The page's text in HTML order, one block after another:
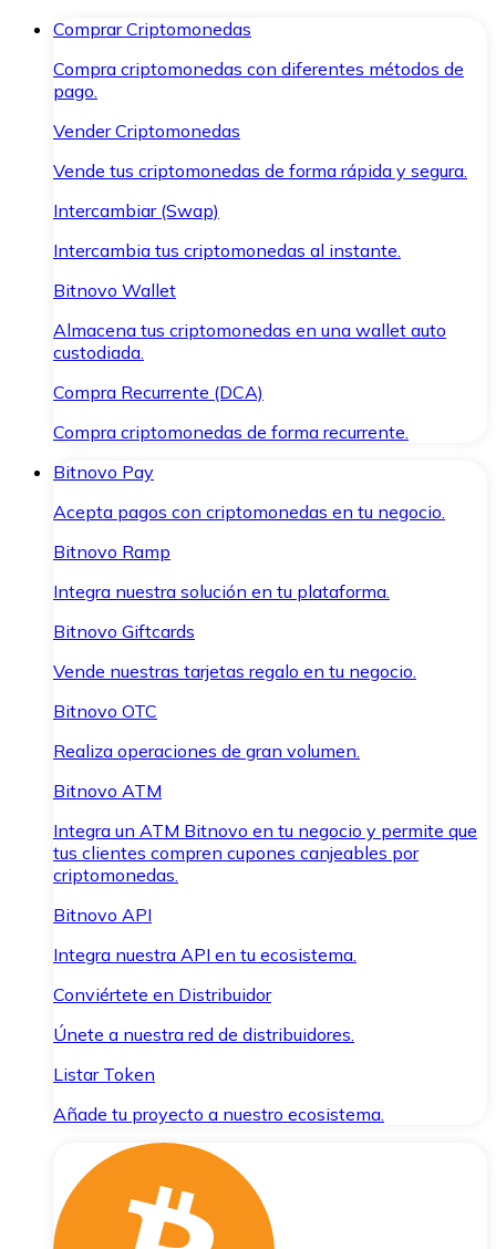
Comprar Criptomonedas
Compra criptomonedas con diferentes métodos de
pago.
Vender Criptomonedas
Vende tus criptomonedas de forma rápida y segura.
Intercambiar (Swap)
Intercambia tus criptomonedas al instante.
Bitnovo Wallet
Almacena tus criptomonedas en una wallet auto
custodiada.
Compra Recurrente (DCA)
Compra criptomonedas de forma recurrente.
Bitnovo Pay
Acepta pagos con criptomonedas en tu negocio.
Bitnovo Ramp
Integra nuestra solución en tu plataforma.
Bitnovo Giftcards
Vende nuestras tarjetas regalo en tu negocio.
Bitnovo OTC
Realiza operaciones de gran volumen.
Bitnovo ATM
Integra un ATM Bitnovo en tu negocio y permite que
tus clientes compren cupones canjeables por
criptomonedas.
Bitnovo API
Integra nuestra API en tu ecosistema.
Conviértete en Distribuidor
Únete a nuestra red de distribuidores.
Listar Token
Añade tu proyecto a nuestro ecosistema.